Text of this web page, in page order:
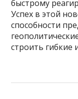
быстрому
Успех в этой
способности
строить гибкие